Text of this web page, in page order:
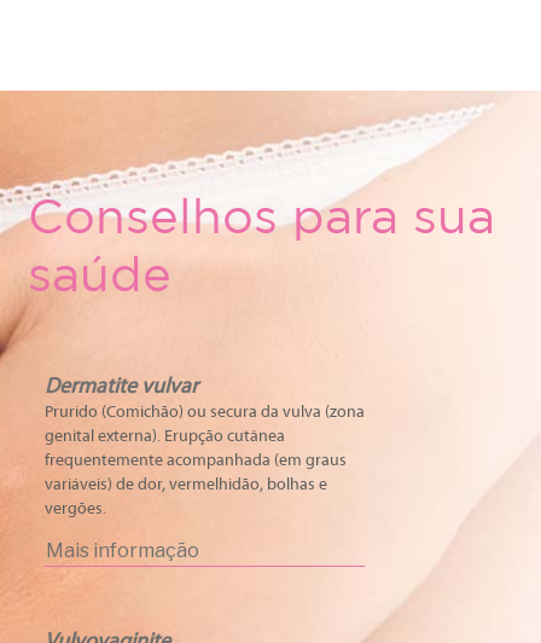
Conselhos para sua
saúde
Dermatite vulvar
Prurido (Comichão) ou secura da vulva (zona
genital externa). Erupção cutânea
frequentemente acompanhada (em graus
variáveis) de dor, vermelhidão, bolhas e
vergões.
Mais informação